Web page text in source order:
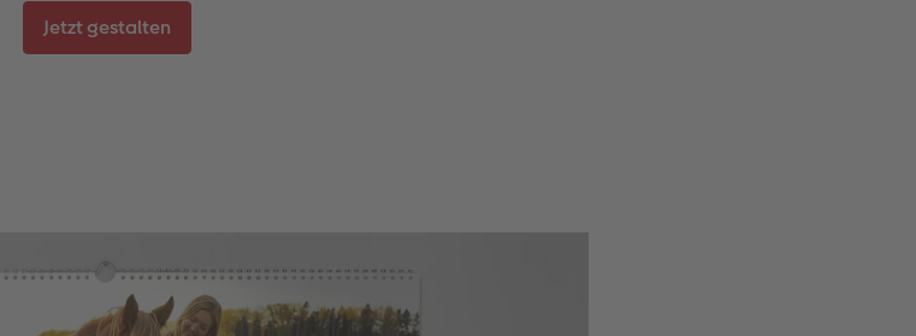
Jetzt gestalten